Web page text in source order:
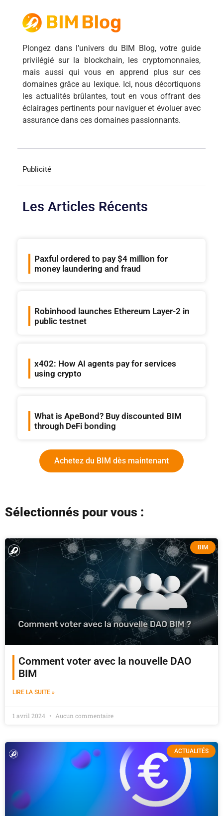
Plongez dans l’univers du BIM Blog, votre guide
privilégié sur la blockchain, les cryptomonnaies,
mais aussi qui vous en apprend plus sur ces
domaines grâce au lexique. Ici, nous décortiquons
les actualités brûlantes, tout en vous offrant des
éclairages pertinents pour naviguer et évoluer avec
assurance dans ces domaines passionnants.
Publicité
Les Articles Récents
Paxful ordered to pay $4 million for
money laundering and fraud
Robinhood launches Ethereum Layer-2 in
public testnet
x402: How AI agents pay for services
using crypto
What is ApeBond? Buy discounted BIM
through DeFi bonding
Achetez du BIM dès maintenant
Sélectionnés pour vous :
BIM
Comment voter avec la nouvelle DAO
BIM
LIRE LA SUITE »
1 avril 2024 Aucun commentaire
ACTUALITÉS